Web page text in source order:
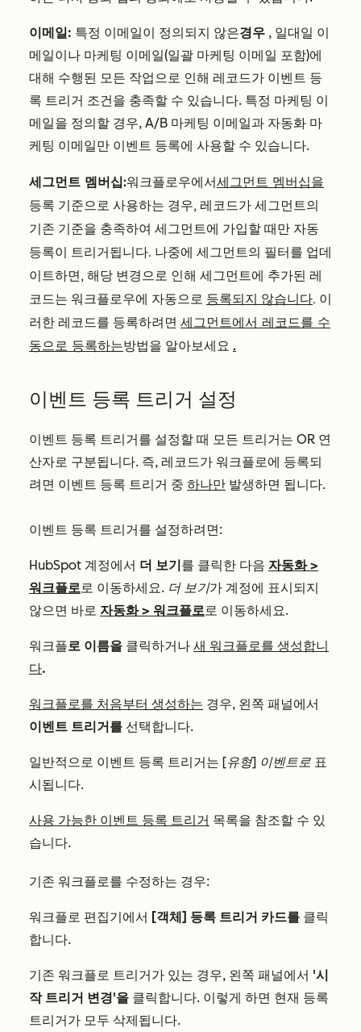
이메일: 특정 이메일이 정의되지 않은경우 , 일대일 이
메일이나 마케팅 이메일(일괄 마케팅 이메일 포함)에
대해 수행된 모든 작업으로 인해 레코드가 이벤트 등
록 트리거 조건을 충족할 수 있습니다. 특정 마케팅 이
메일을 정의할 경우, A/B 마케팅 이메일과 자동화 마
케팅 이메일만 이벤트 등록에 사용할 수 있습니다.
세그먼트 멤버십:워크플로우에서세그먼트 멤버십을
등록 기준으로 사용하는 경우, 레코드가 세그먼트의
기존 기준을 충족하여 세그먼트에 가입할 때만 자동
등록이 트리거됩니다. 나중에 세그먼트의 필터를 업데
이트하면, 해당 변경으로 인해 세그먼트에 추가된 레
코드는 워크플로우에 자동으로 등록되지 않습니다. 이
러한 레코드를 등록하려면 세그먼트에서 레코드를 수
동으로 등록하는방법을 알아보세요 .
이벤트 등록 트리거 설정
이벤트 등록 트리거를 설정할 때 모든 트리거는 OR 연
산자로 구분됩니다. 즉, 레코드가 워크플로에 등록되
려면 이벤트 등록 트리거 중 하나만 발생하면 됩니다.
이벤트 등록 트리거를 설정하려면:
HubSpot 계정에서 더 보기를 클릭한 다음 자동화>
워크플로로 이동하세요. 더 보기가 계정에 표시되지
않으면 바로 자동화> 워크플로로 이동하세요.
워크플로 이름을 클릭하거나 새 워크플로를 생성합니
다.
워크플로를 처음부터 생성하는 경우, 왼쪽 패널에서
이벤트 트리거를 선택합니다.
일반적으로 이벤트 등록 트리거는 [유형] 이벤트로 표
시됩니다.
사용 가능한 이벤트 등록 트리거 목록을 참조할 수 있
습니다.
기존 워크플로를 수정하는 경우:
워크플로 편집기에서 [객체] 등록 트리거 카드를 클릭
합니다.
기존 워크플로 트리거가 있는 경우, 왼쪽 패널에서 '시
작 트리거 변경'을 클릭합니다. 이렇게 하면 현재 등록
트리거가 모두 삭제됩니다.